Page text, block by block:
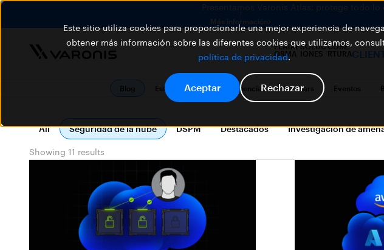
Este sitio utiliza cookies para proporcionarle una mejor experiencia de
obtener más información sobre las diferentes cookies que utilizamos,
política de privacidad.
Aceptar Rechazar
Presentamos Varonis Atlas: protege todo
Más información
PLATAF
ORMA
SOLUC
IONES
COBE
RTURA
Blog Estado de la ciberdelincuencia Webinars Eventos
All Seguridad de la nube DSPM Destacados Investigación de
Showing 11 results